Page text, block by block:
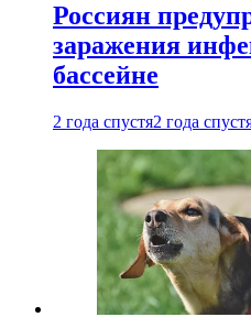
Россиян
заражения
бассейне
2 года спустя2 года